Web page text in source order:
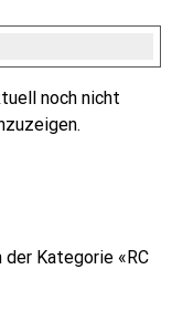
noch nicht
Kategorie «RC